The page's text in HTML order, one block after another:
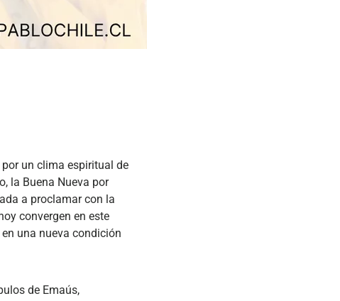
un clima espiritual de
la Buena Nueva por
a proclamar con la
convergen en este
una nueva condición
de Emaús,